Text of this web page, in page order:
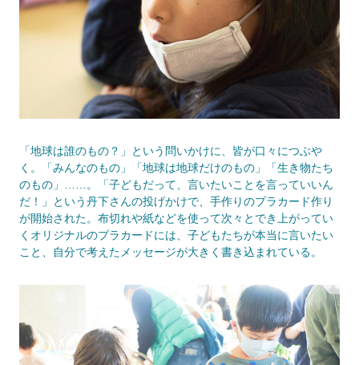
「地球は誰のもの？」という問いかけに、皆が口々につぶや
く。「みんなのもの」「地球は地球だけのもの」「生き物たち
のもの」……。「子どもだって、言いたいことを言っていいん
だ！」という丹下さんの投げかけで、手作りのプラカード作り
が開始された。布切れや紙などを使って次々とでき上がってい
くオリジナルのプラカードには、子どもたちが本当に言いたい
こと、自分で考えたメッセージが大きく書き込まれている。